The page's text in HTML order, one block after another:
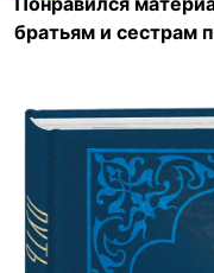
братьям и сестрам